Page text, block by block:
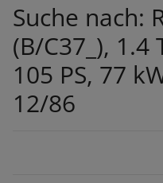
Suche nach:
(B/C37_), 1.4
105 PS, 77
12/86